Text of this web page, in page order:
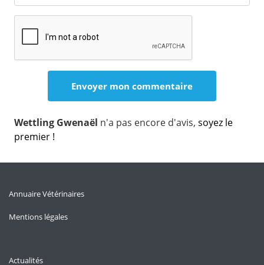
Wettling Gwenaël n'a pas encore d'avis, soyez le
premier !
Annuaire Vétérinaires
Mentions légales
Actualités